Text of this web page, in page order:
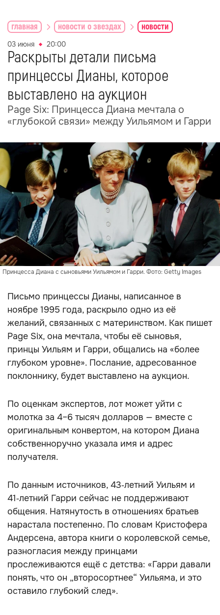
главная новости о звездах новости
03 июня 20:00
Раскрыты детали письма
принцессы Дианы, которое
выставлено на аукцион
Page Six: Принцесса Диана мечтала о
«глубокой связи» между Уильямом и Гарри
Принцесса Диана с сыновьями Уильямом и Гарри. Фото: Getty Images
Письмо принцессы Дианы, написанное в
ноябре 1995 года, раскрыло одно из её
желаний, связанных с материнством. Как пишет
Page Six, она мечтала, чтобы её сыновья,
принцы Уильям и Гарри, общались на «более
глубоком уровне». Послание, адресованное
поклоннику, будет выставлено на аукцион.
По оценкам экспертов, лот может уйти с
молотка за 4–6 тысяч долларов — вместе с
оригинальным конвертом, на котором Диана
собственноручно указала имя и адрес
получателя.
По данным источников, 43‑летний Уильям и
41‑летний Гарри сейчас не поддерживают
общения. Натянутость в отношениях братьев
нарастала постепенно. По словам Кристофера
Андерсена, автора книги о королевской семье,
разногласия между принцами
прослеживаются ещё с детства: «Гарри давали
понять, что он „второсортнее“ Уильяма, и это
оставило глубокий след».